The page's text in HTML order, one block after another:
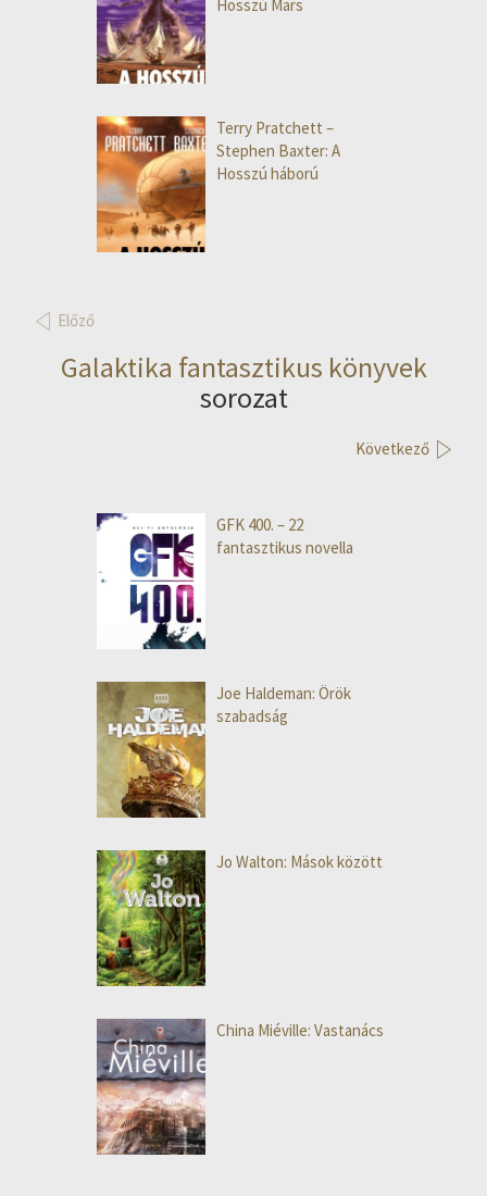
Hosszú Mars
Terry Pratchett –
Stephen Baxter: A
Hosszú háború
Előző
Galaktika fantasztikus könyvek
sorozat
Következő
GFK 400. – 22
fantasztikus novella
Joe Haldeman: Örök
szabadság
Jo Walton: Mások között
China Miéville: Vastanács